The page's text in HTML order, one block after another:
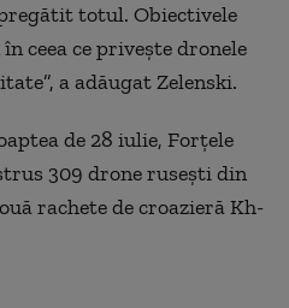
totul. Obiectivele
ceea ce priveşte dronele
a adăugat Zelenski.
de 28 iulie, Forţele
309 drone ruseşti din
rachete de croazieră Kh-